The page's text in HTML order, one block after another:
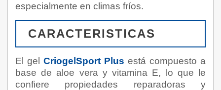
especialmente en climas fríos.
CARACTERISTICAS
El gel CriogelSport Plus está compuesto a
base de aloe vera y vitamina E, lo que le
confiere propiedades reparadoras y